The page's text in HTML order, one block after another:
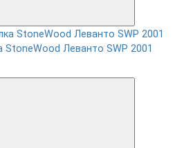
StoneWood Леванто SWP 2001